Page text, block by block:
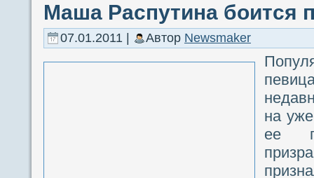
Маша Распутина боится
07.01.2011 | Автор Newsmaker
на
ее